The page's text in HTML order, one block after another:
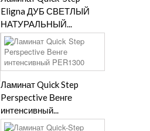
Eligna ДУБ СВЕТЛЫЙ
НАТУРАЛЬНЫЙ...
Ламинат Quick Step
Perspective Венге
интенсивный...